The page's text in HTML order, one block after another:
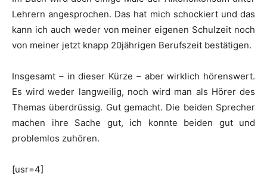
Lehrern angesprochen. Das hat mich schockiert und das
kann ich auch weder von meiner eigenen Schulzeit noch
von meiner jetzt knapp 20jährigen Berufszeit bestätigen.
Insgesamt – in dieser Kürze – aber wirklich hörenswert.
Es wird weder langweilig, noch wird man als Hörer des
Themas überdrüssig. Gut gemacht. Die beiden Sprecher
machen ihre Sache gut, ich konnte beiden gut und
problemlos zuhören.
[usr=4]